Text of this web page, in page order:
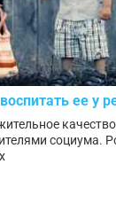
ее у
социума.